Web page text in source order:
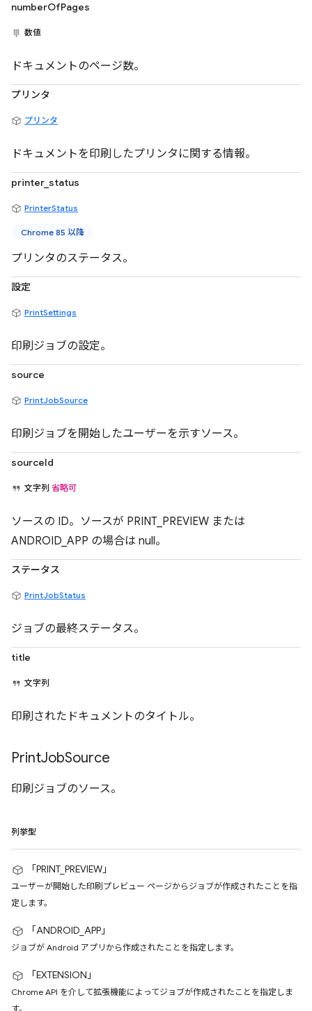
numberOfPages
数値
ドキュメントのページ数。
プリンタ
プリンタ
ドキュメントを印刷したプリンタに関する情報。
printer_status
PrinterStatus
Chrome 85 以降
プリンタのステータス。
設定
PrintSettings
印刷ジョブの設定。
source
PrintJobSource
印刷ジョブを開始したユーザーを示すソース。
sourceId
文字列 省略可
ソースの ID。ソースが PRINT_PREVIEW または
ANDROID_APP の場合は null。
ステータス
PrintJobStatus
ジョブの最終ステータス。
title
文字列
印刷されたドキュメントのタイトル。
PrintJobSource
印刷ジョブのソース。
列挙型
「PRINT_PREVIEW」
ユーザーが開始した印刷プレビュー ページからジョブが作成されたことを指
定します。
「ANDROID_APP」
ジョブが Android アプリから作成されたことを指定します。
「EXTENSION」
Chrome API を介して拡張機能によってジョブが作成されたことを指定しま
す。